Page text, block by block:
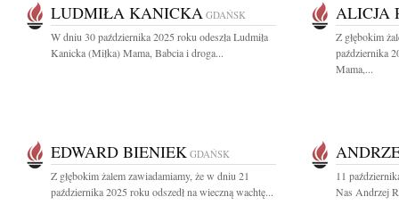
LUDMIŁA KANICKA GDAŃSK
W dniu 30 października 2025 roku odeszła Ludmiła
Kanicka (Miłka) Mama, Babcia i droga...
ALICJA
Z głębokim
października
Mama,...
EDWARD BIENIEK GDAŃSK
Z głębokim żalem zawiadamiamy, że w dniu 21
października 2025 roku odszedł na wieczną wachtę...
11
Nas Andrzej